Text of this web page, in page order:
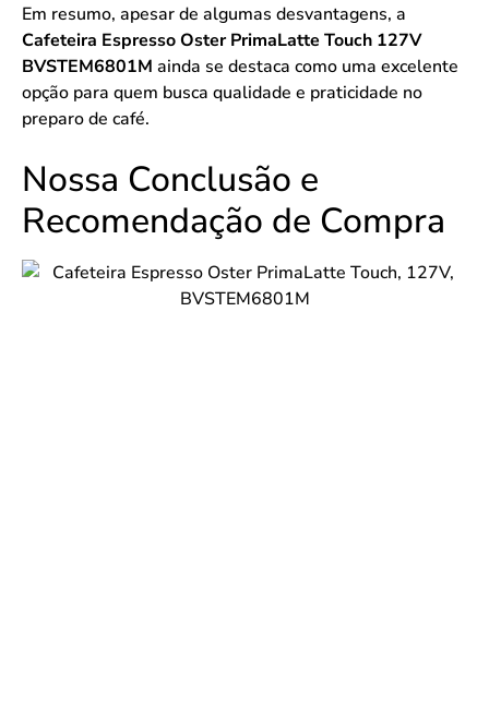
Em resumo, apesar de algumas desvantagens, a
Cafeteira Espresso Oster PrimaLatte Touch 127V
BVSTEM6801M ainda se destaca como uma excelente
opção para quem busca qualidade e praticidade no
preparo de café.
Nossa Conclusão e
Recomendação de Compra